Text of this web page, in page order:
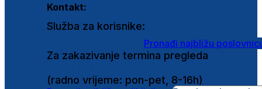
Kontakt:
Služba za korisnike:
Pronađi najbližu
Za zakazivanje termina pregleda
(radno vrijeme: pon-pet, 8-16h)